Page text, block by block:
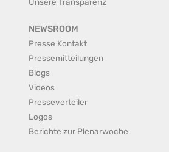
NEWSROOM
Presse Kontakt
Pressemitteilungen
Blogs
Videos
Presseverteiler
Logos
Berichte zur Plenarwoche